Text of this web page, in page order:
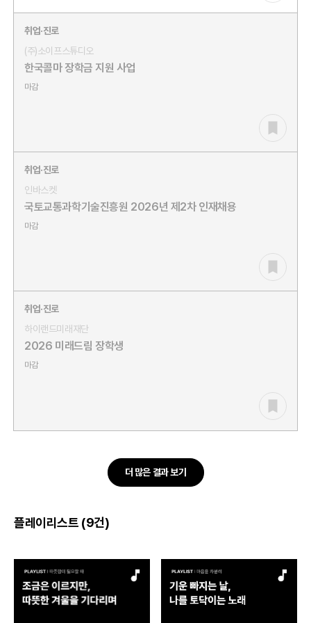
취업·진로
(주)소이프스튜디오
한국콜마 장학금 지원 사업
마감
취업·진로
인바스켓
국토교통과학기술진흥원 2026년 제2차 인재채용
마감
취업·진로
하이랜드미래재단
2026 미래드림 장학생
마감
더 많은 결과 보기
플레이리스트 (9건)